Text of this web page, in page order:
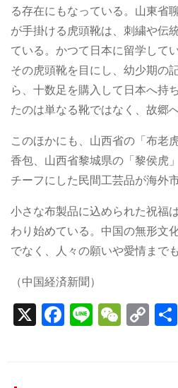
る存在にもなっている。山東省
が手掛ける虎頭靴は、刺繍や伝
ている。かつて日本に留学して
その虎頭靴を目にし、幼少期の
ら、十数足を購入して日本へ持
たのは単なる靴ではなく、故郷
このほかにも、山西省の「布老
香包、山西省黎城県の「黎侯虎
チーフにした民間工芸品が海外
小さな布製品に込められた祝福
わり始めている。中国の無形文
でなく、人々の願いや愛情まで
（中国経済新聞）
X F
a
Li
n
W
e
C
o